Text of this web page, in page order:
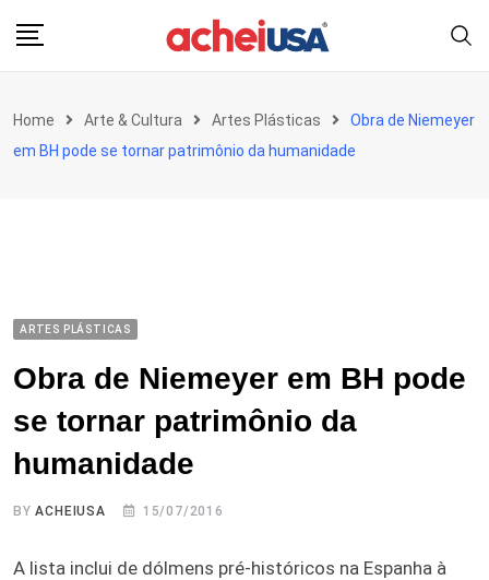
Home Arte & Cultura Artes Plásticas
Obra de Niemeyer
em BH pode se tornar patrimônio da humanidade
ARTES PLÁSTICAS
Obra de Niemeyer em BH pode
se tornar patrimônio da
humanidade
BYACHEIUSA 15/07/2016
A lista inclui de dólmens pré-históricos na Espanha à